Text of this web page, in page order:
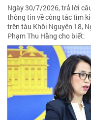
Ngày 30/7/2026, trả lời
thông tin về công tác tìm
trên tàu Khôi Nguyên 18,
Phạm Thu Hằng cho biết: